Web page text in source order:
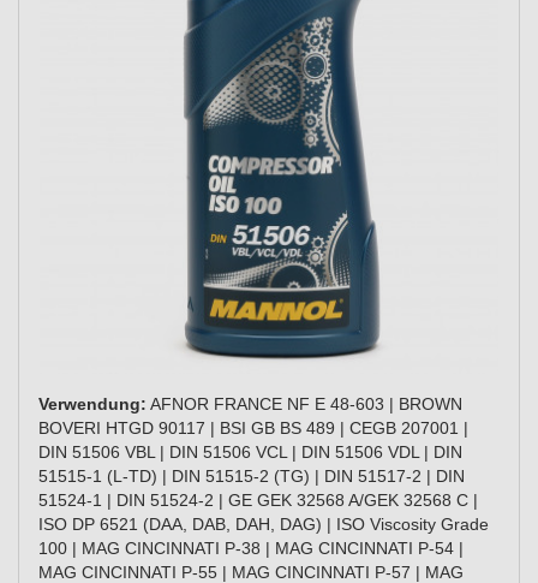
Verwendung: AFNOR FRANCE NF E 48-603 | BROWN
BOVERI HTGD 90117 | BSI GB BS 489 | CEGB 207001 |
DIN 51506 VBL | DIN 51506 VCL | DIN 51506 VDL | DIN
51515-1 (L-TD) | DIN 51515-2 (TG) | DIN 51517-2 | DIN
51524-1 | DIN 51524-2 | GE GEK 32568 A/GEK 32568 C |
ISO DP 6521 (DAA, DAB, DAH, DAG) | ISO Viscosity Grade
100 | MAG CINCINNATI P-38 | MAG CINCINNATI P-54 |
MAG CINCINNATI P-55 | MAG CINCINNATI P-57 | MAG